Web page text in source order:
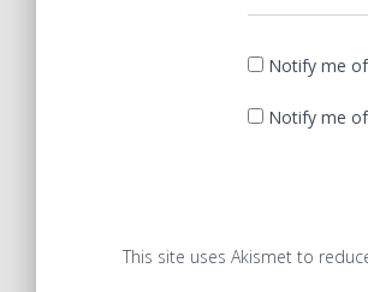
Notify me
Notify me
This site uses Akismet to